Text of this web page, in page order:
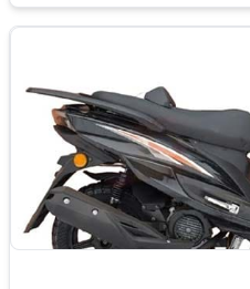
Постоянно горит индикатор
напряжение в бортовой сети,
Посторонние шумы (скрежет,
генератора. 🔌 Запах гари из-
во время движения. Не испытывайте судьбу! Обратитесь к
профессионалам! Мы проведем
причину неисправности и
Хотите, чтобы ваш автомобиль
экономьте на качественных
установке! У нас вы найдете
автомобилей всех марок и